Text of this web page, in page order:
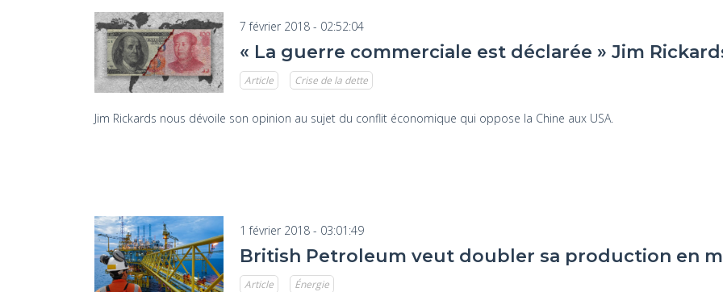
7 février 2018 - 02:52:04
« La guerre commerciale est déclarée » Jim
Article Crise de la dette
Jim Rickards nous dévoile son opinion au sujet du conflit économique qui oppose la Chine aux USA.
1 février 2018 - 03:01:49
British Petroleum veut doubler sa production en
Article Énergie